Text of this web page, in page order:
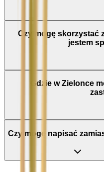
Czy mogę skorzystać
jestem
Gdzie w Zielonce
Czy mogę napisać